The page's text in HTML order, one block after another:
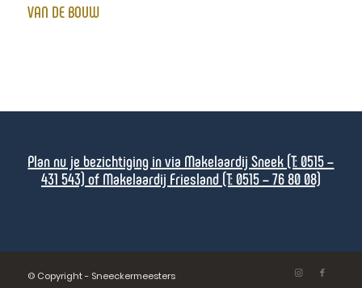
VAN DE BOUW
Plan nu je bezichtiging in via Makelaardij Sneek (T: 0515 –
431 543) of Makelaardij Friesland (T: 0515 – 76 80 08)
© Copyright - Sneeckermeesters